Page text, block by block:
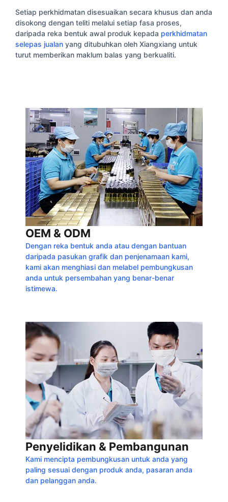
Setiap perkhidmatan disesuaikan secara khusus dan anda
disokong dengan teliti melalui setiap fasa proses,
daripada reka bentuk awal produk kepada perkhidmatan
selepas jualan yang ditubuhkan oleh Xiangxiang untuk
turut memberikan maklum balas yang berkualiti.
OEM & ODM
Dengan reka bentuk anda atau dengan bantuan
daripada pasukan grafik dan penjenamaan kami,
kami akan menghiasi dan melabel pembungkusan
anda untuk persembahan yang benar-benar
istimewa.
Penyelidikan & Pembangunan
Kami mencipta pembungkusan untuk anda yang
paling sesuai dengan produk anda, pasaran anda
dan pelanggan anda.